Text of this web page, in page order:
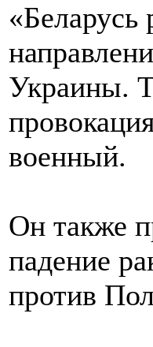
«Беларусь
Украины.
военный.
Он также
падение
против